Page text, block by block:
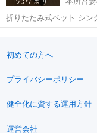
折りたたみ式ベット シン
りに来ていただける方よ
初めての方へ
プライバシーポリシー
健全化に資する運用方針
運営会社